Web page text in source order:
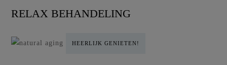
RELAX BEHANDELING
HEERLIJK GENIETEN!